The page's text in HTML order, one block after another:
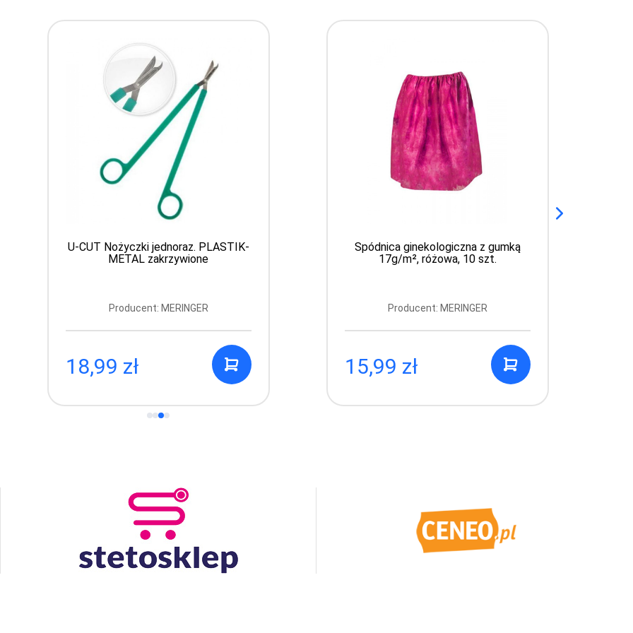
SoftMed Szkiełka mikroskopowe
podstawowe z matowym polem do
Producent: UROMED POLAND S.C.
6,99 zł
Zarys, Szczoteczka cytologiczna
standard, 100 szt.
Producent: ZARYS
47,99 zł